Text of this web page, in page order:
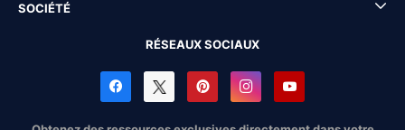
SOCIÉTÉ
RÉSEAUX SOCIAUX